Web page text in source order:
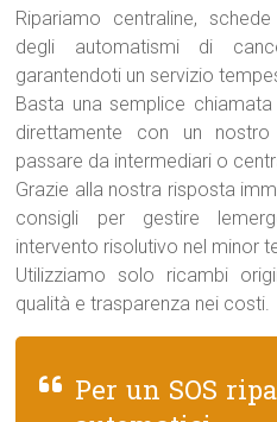
Ripariamo centraline,
degli automatismi di
garantendoti un servizio
Basta una semplice
direttamente con un
passare da intermediari o
Grazie alla nostra risposta
consigli per gestire
intervento risolutivo nel minor
Utilizziamo solo ricambi
qualità e trasparenza nei costi.
Per un SOS